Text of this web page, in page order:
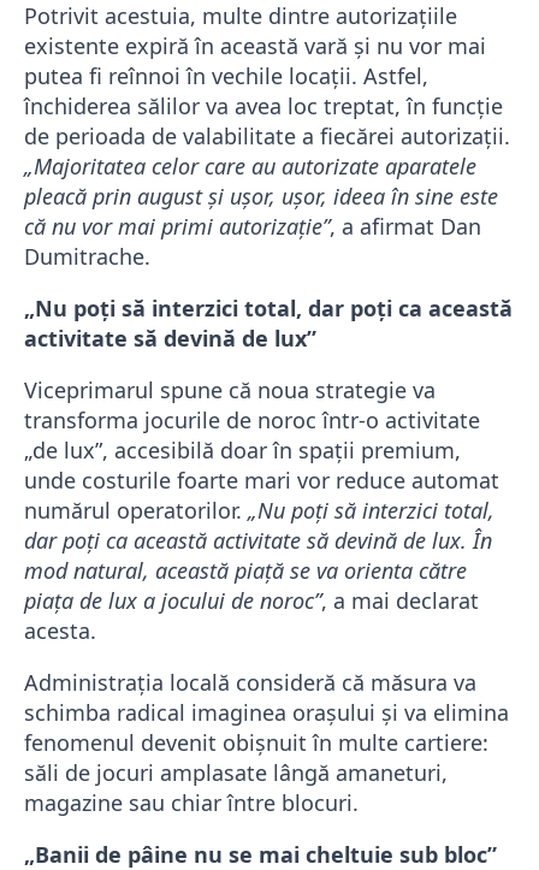
Potrivit acestuia, multe dintre autorizațiile
existente expiră în această vară și nu vor mai
putea fi reînnoi în vechile locații. Astfel,
închiderea sălilor va avea loc treptat, în funcție
de perioada de valabilitate a fiecărei autorizații.
„Majoritatea celor care au autorizate aparatele
pleacă prin august și ușor, ușor, ideea în sine este
că nu vor mai primi autorizație”, a afirmat Dan
Dumitrache.
„Nu poți să interzici total, dar poți ca această
activitate să devină de lux”
Viceprimarul spune că noua strategie va
transforma jocurile de noroc într-o activitate
„de lux”, accesibilă doar în spații premium,
unde costurile foarte mari vor reduce automat
numărul operatorilor. „Nu poți să interzici total,
dar poți ca această activitate să devină de lux. În
mod natural, această piață se va orienta către
piața de lux a jocului de noroc”, a mai declarat
acesta.
Administrația locală consideră că măsura va
schimba radical imaginea orașului și va elimina
fenomenul devenit obișnuit în multe cartiere:
săli de jocuri amplasate lângă amaneturi,
magazine sau chiar între blocuri.
„Banii de pâine nu se mai cheltuie sub bloc”